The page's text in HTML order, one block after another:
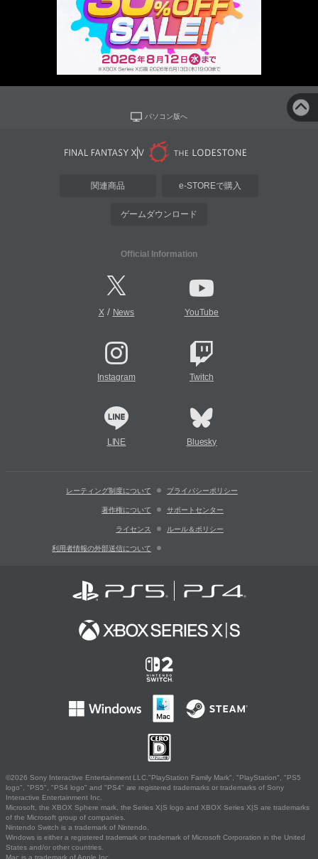
パソコン版へ
関連商品 e-STOREで購入
ゲームダウンロード
Official Information
X/ News YouTube
Instagram Twitch
LINE Bluesky
レーティング制度について プライバシーポリシー
著作権について サポートセンター
ライセンス ルール＆ポリシー
利用者情報の外部送信について
©2026 Sony Interactive Entertainment LLC."PlayStation Family Mark", "PlayStation", "PS5
logo", "PS5", "PS4 logo" and "PS4" are registered trademarks or trademarks of Sony
Interactive Entertainment Inc.
Microsoft, the XBOX Sphere mark, the Series X|S logo and XBOX Series X|S are trademarks
of the Microsoft group of companies.
Nintendo Switch is a trademark of Nintendo.
Windows is either a registered trademark or trademark of Microsoft Corporation in the United
States and/or other countries.
Mac is a trademark of Apple Inc.